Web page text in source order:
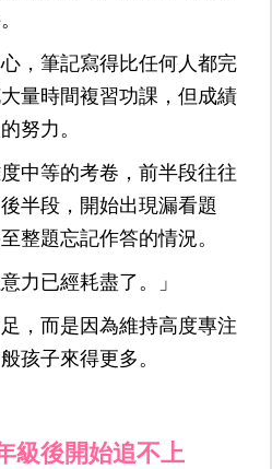
，筆記寫得比任何人都完
量時間複習功課，但成績
努力。
中等的考卷，前半段往往
半段，開始出現漏看題
整題忘記作答的情況。
力已經耗盡了。」
，而是因為維持高度專注
孩子來得更多。
級後開始追不上